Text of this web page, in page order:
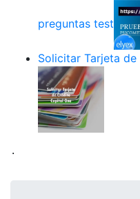
preguntas test
Solicitar Tarjeta
.